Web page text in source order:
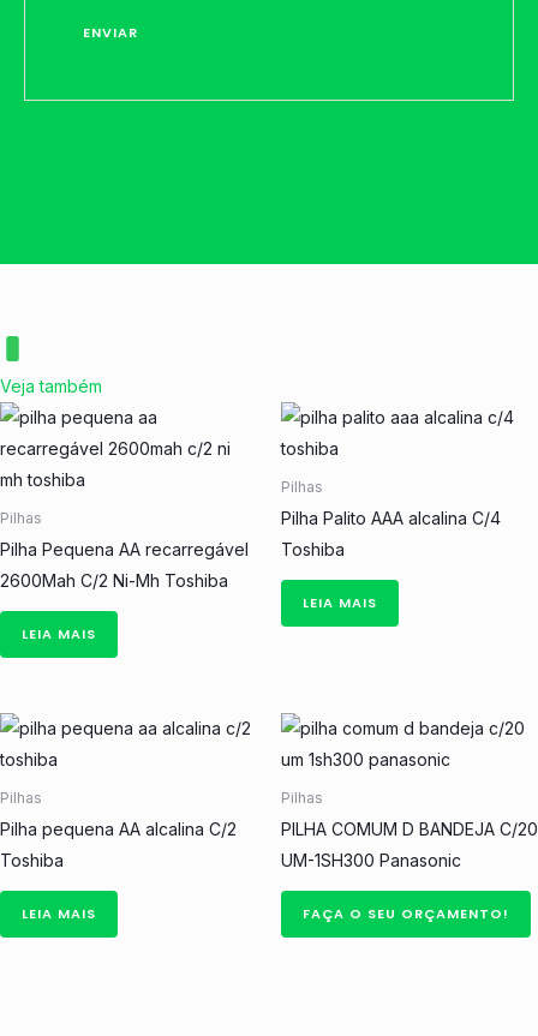
Veja também
Pilhas
Pilha Pequena AA recarregável
2600Mah C/2 Ni-Mh Toshiba
LEIA MAIS
Pilhas
Pilha Palito AAA alcalina C/4
Toshiba
LEIA MAIS
Pilhas
Pilha pequena AA alcalina C/2
Toshiba
LEIA MAIS
Pilhas
PILHA COMUM D BANDEJA C/20
UM-1SH300 Panasonic
FAÇA O SEU ORÇAMENTO!